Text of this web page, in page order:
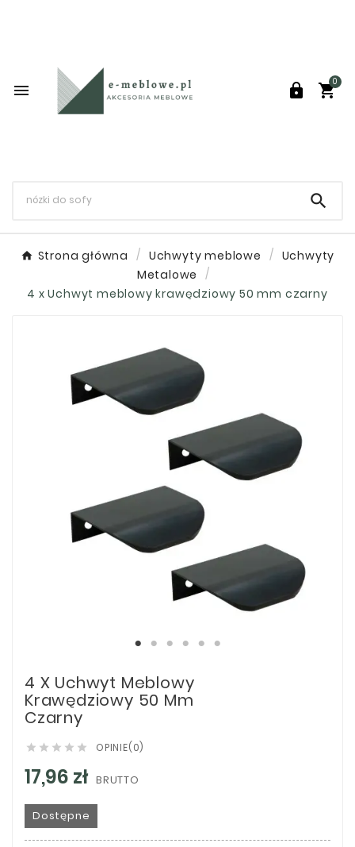
  
0

Strona główna Uchwyty meblowe
Uchwyty
Metalowe
4 x Uchwyt meblowy krawędziowy 50 mm czarny
4 X Uchwyt Meblowy
Krawędziowy 50 Mm
Czarny
     OPINIE(0)
17,96 zł BRUTTO
Dostępne